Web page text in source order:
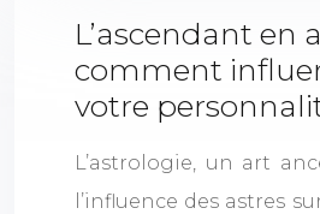
L’ascendant en
comment
votre
L’astrologie, un art
l’influence des astres